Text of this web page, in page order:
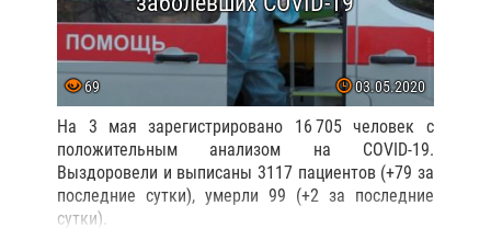
69 03.05.2020
На 3 мая зарегистрировано 16 705 человек с
положительным анализом на COVID-19.
Выздоровели и выписаны 3117 пациентов (+79 за
последние сутки), умерли 99 (+2 за последние
сутки).